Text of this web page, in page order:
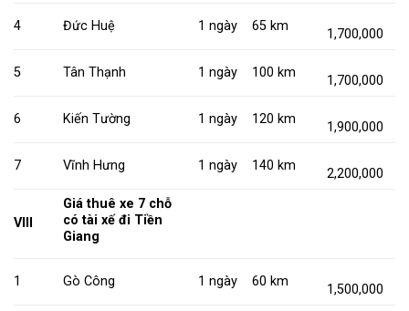
4 Đức Huệ 1 ngày 65 km
1,700,000
5 Tân Thạnh 1 ngày 100 km
1,700,000
6 Kiến Tường 1 ngày 120 km
1,900,000
7 Vĩnh Hưng 1 ngày 140 km
2,200,000
VIII
Giá thuê xe 7 chỗ
có tài xế đi Tiền
Giang
1 Gò Công 1 ngày 60 km
1,500,000